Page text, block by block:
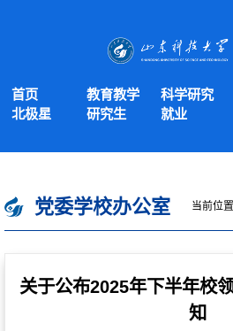
首页 教育教学 科学研究
北极星
研究生 就业
党委学校办公室 当前位
关于公布2025年下半年校
知